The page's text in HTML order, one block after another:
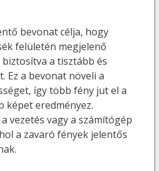
bevonat célja, hogy
felületén megjelenő
a tisztább és
Ez a bevonat növeli a
így több fény jut el a
képet eredményez.
vezetés vagy a számítógép
a zavaró fények jelentős